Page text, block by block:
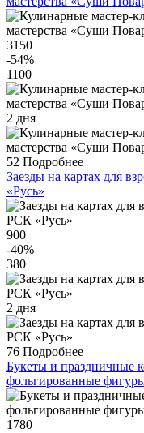
3150
-54%
1100
2 дня
52 Подробнее
Заезды на картах для
«Русь»
900
-40%
380
2 дня
76 Подробнее
Букеты и праздничные
фольгированные
1780